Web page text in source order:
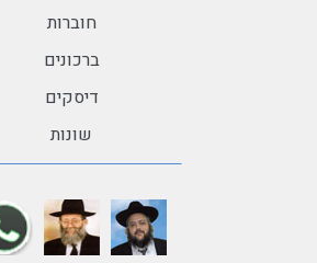
חוברות
ברכונים
דיסקים
שונות